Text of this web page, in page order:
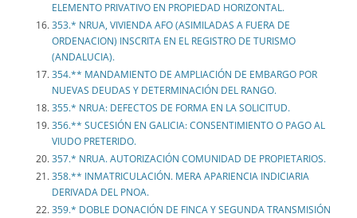
ELEMENTO PRIVATIVO EN PROPIEDAD HORIZONTAL.
353.* NRUA, VIVIENDA AFO (ASIMILADAS A FUERA DE
ORDENACION) INSCRITA EN EL REGISTRO DE TURISMO
(ANDALUCIA).
354.** MANDAMIENTO DE AMPLIACIÓN DE EMBARGO POR
NUEVAS DEUDAS Y DETERMINACIÓN DEL RANGO.
355.* NRUA: DEFECTOS DE FORMA EN LA SOLICITUD.
356.** SUCESIÓN EN GALICIA: CONSENTIMIENTO O PAGO AL
VIUDO PRETERIDO.
357.* NRUA. AUTORIZACIÓN COMUNIDAD DE PROPIETARIOS.
358.** INMATRICULACIÓN. MERA APARIENCIA INDICIARIA
DERIVADA DEL PNOA.
359.* DOBLE DONACIÓN DE FINCA Y SEGUNDA TRANSMISIÓN